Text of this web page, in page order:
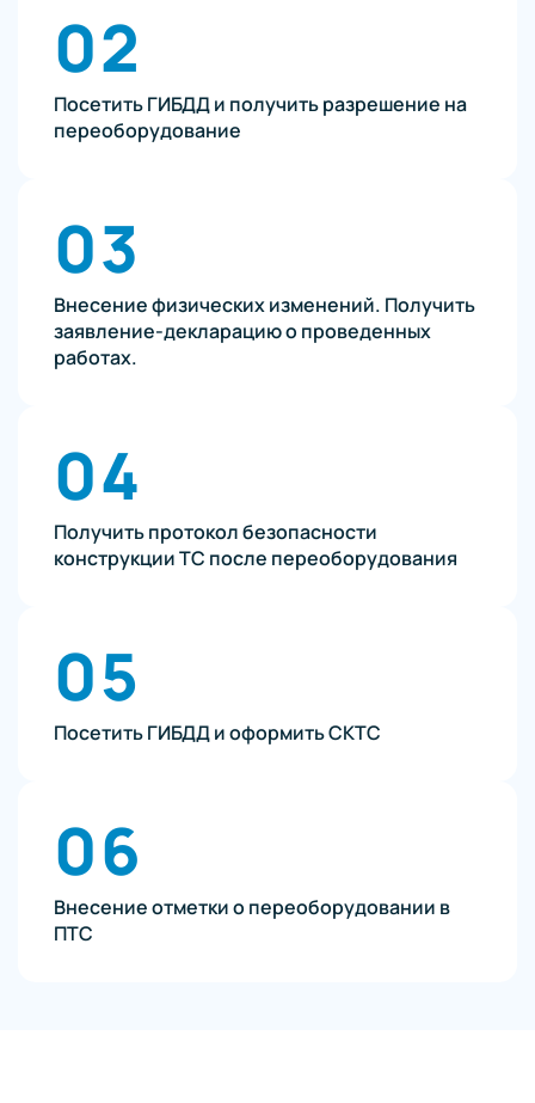
02
Посетить ГИБДД и получить разрешение на
переоборудование
03
Внесение физических изменений. Получить
заявление-декларацию о проведенных
работах.
04
Получить протокол безопасности
конструкции ТС после переоборудования
05
Посетить ГИБДД и оформить СКТС
06
Внесение отметки о переоборудовании в
ПТС